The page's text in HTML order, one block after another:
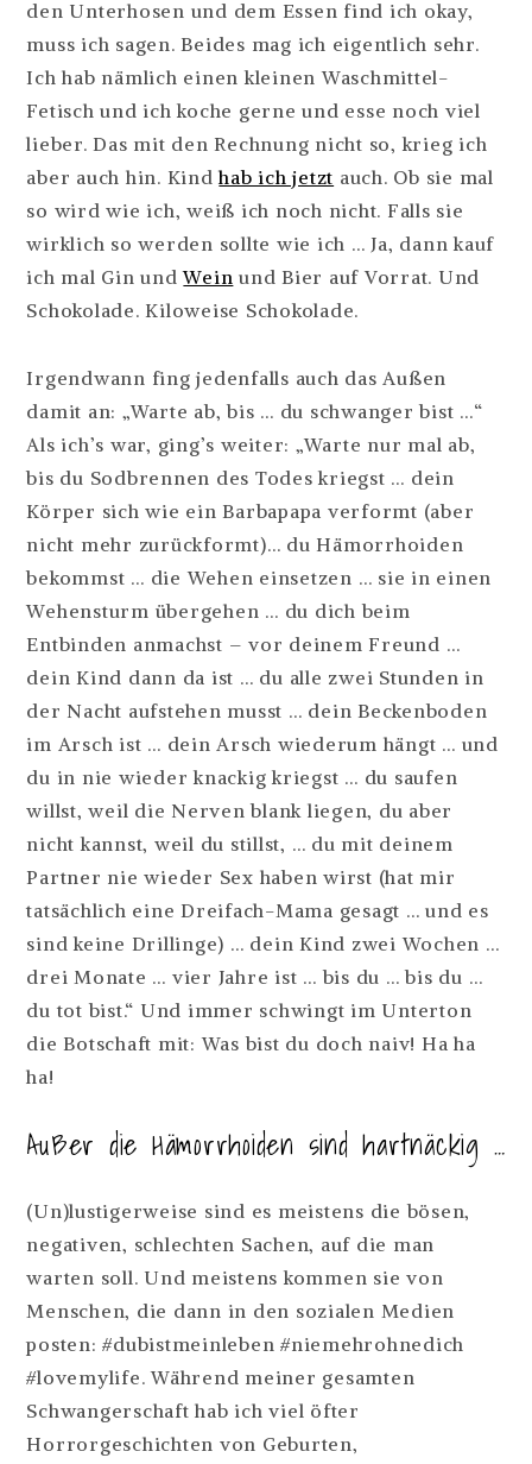
den Unterhosen und dem Essen find ich okay,
muss ich sagen. Beides mag ich eigentlich sehr.
Ich hab nämlich einen kleinen Waschmittel-
Fetisch und ich koche gerne und esse noch viel
lieber. Das mit den Rechnung nicht so, krieg ich
aber auch hin. Kindhab ich jetzt auch. Ob sie mal
so wird wie ich, weiß ich noch nicht. Falls sie
wirklich so werden sollte wie ich … Ja, dann kauf
ich mal Gin undWein und Bier auf Vorrat. Und
Schokolade. Kiloweise Schokolade.
Irgendwann fing jedenfalls auch das Außen
damit an: „Warte ab, bis … du schwanger bist …“
Als ich’s war, ging’s weiter: „Warte nur mal ab,
bis du Sodbrennen des Todes kriegst … dein
Körper sich wie ein Barbapapa verformt (aber
nicht mehr zurückformt)… du Hämorrhoiden
bekommst … die Wehen einsetzen … sie in einen
Wehensturm übergehen … du dich beim
Entbinden anmachst – vor deinem Freund …
dein Kind dann da ist … du alle zwei Stunden in
der Nacht aufstehen musst … dein Beckenboden
im Arsch ist … dein Arsch wiederum hängt … und
du in nie wieder knackig kriegst … du saufen
willst, weil die Nerven blank liegen, du aber
nicht kannst, weil du stillst, … du mit deinem
Partner nie wieder Sex haben wirst (hat mir
tatsächlich eine Dreifach-Mama gesagt … und es
sind keine Drillinge) … dein Kind zwei Wochen …
drei Monate … vier Jahre ist … bis du … bis du …
du tot bist.“ Und immer schwingt im Unterton
die Botschaft mit: Was bist du doch naiv! Ha ha
ha!
Außer die Hämorrhoiden sind hartnäckig …
(Un)lustigerweise sind es meistens die bösen,
negativen, schlechten Sachen, auf die man
warten soll. Und meistens kommen sie von
Menschen, die dann in den sozialen Medien
posten: #dubistmeinleben #niemehrohnedich
#lovemylife. Während meiner gesamten
Schwangerschaft hab ich viel öfter
Horrorgeschichten von Geburten,